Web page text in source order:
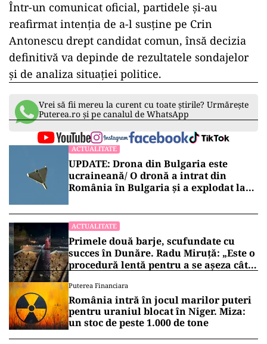
Într-un comunicat oficial, partidele și-au
reafirmat intenția de a-l susține pe Crin
Antonescu drept candidat comun, însă decizia
definitivă va depinde de rezultatele sondajelor
și de analiza situației politice.
Vrei să fii mereu la curent cu toate știrile? Urmărește
Puterea.ro și pe canalul de WhatsApp
ACTUALITATE
UPDATE: Drona din Bulgaria este
ucraineană/ O dronă a intrat din
România în Bulgaria şi a explodat la
ACTUALITATE
Primele două barje, scufundate cu
succes în Dunăre. Radu Miruță: „Este o
procedură lentă pentru a se așeza cât
Puterea Financiara
România intră în jocul marilor puteri
pentru uraniul blocat în Niger. Miza:
un stoc de peste 1.000 de tone